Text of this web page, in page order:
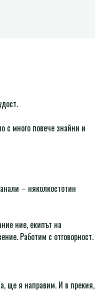
с много повече знайни и
– няколкостотин
ние, екипът на
Работим с отговорност.
ще я направим. И в прекия,